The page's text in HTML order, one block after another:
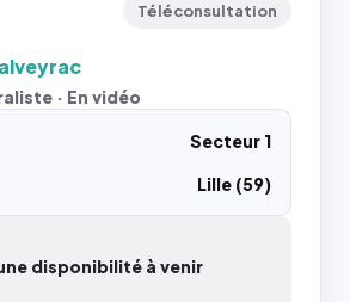
Téléconsultation
· En vidéo
Secteur 1
Lille (59)
disponibilité à venir